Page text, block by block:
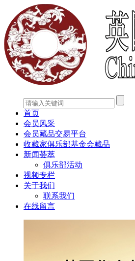
首页
会员风采
会员藏品交易平台
收藏家俱乐部基金会藏品
新闻荟萃
俱乐部活动
视频专栏
关于我们
联系我们
在线留言